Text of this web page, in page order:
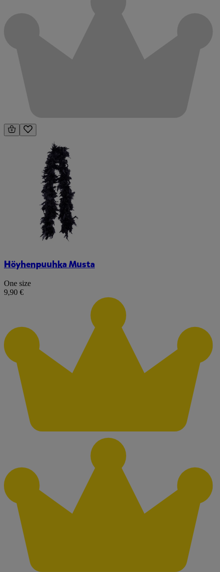
Höyhenpuuhka Musta
One size
9,90 €